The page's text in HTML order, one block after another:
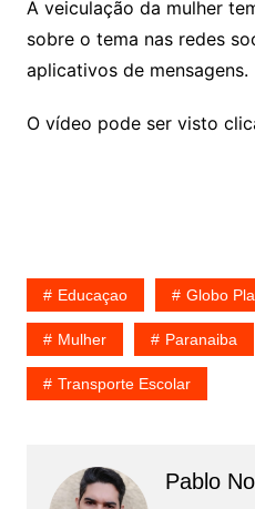
A veiculação da mulher
sobre o tema nas redes
aplicativos de mensagens.
O vídeo pode ser visto
Educaçao Globo
Mulher Paranaiba
Transporte Escolar
Pablo